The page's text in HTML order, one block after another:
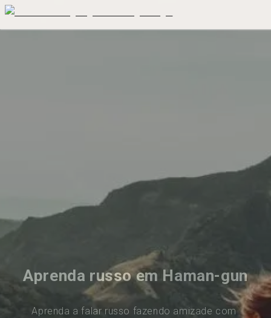
Aprenda russo em Haman-gun
Aprenda a falar russo fazendo amizade com